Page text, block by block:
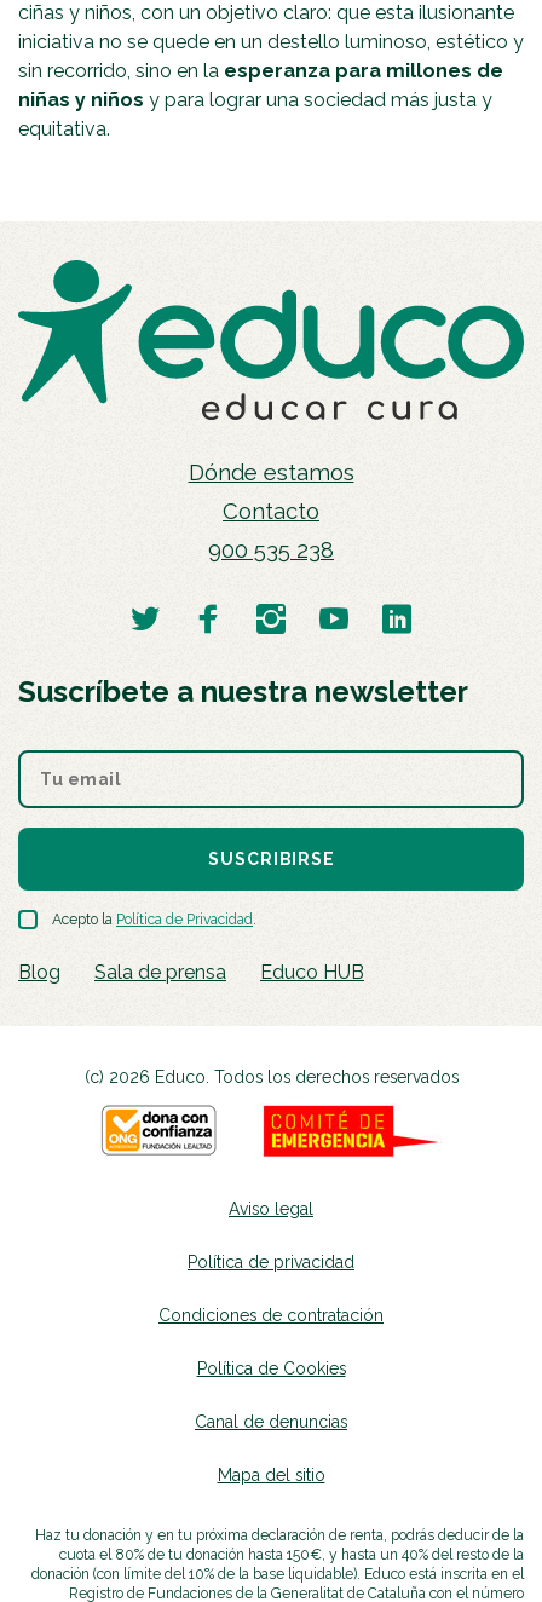
ciñas y niños, con un objetivo claro: que esta ilusionante
iniciativa no se quede en un destello luminoso, estético y
sin recorrido, sino en la esperanza para millones de
niñas y niños y para lograr una sociedad más justa y
equitativa.
Dónde estamos
Contacto
900 535 238
Suscríbete a nuestra newsletter
SUSCRIBIRSE
Acepto la Política de Privacidad.
Blog Sala de prensa Educo HUB
(c) 2026 Educo. Todos los derechos reservados
Aviso legal
Política de privacidad
Condiciones de contratación
Política de Cookies
Canal de denuncias
Mapa del sitio
Haz tu donación y en tu próxima declaración de renta, podrás deducir de la
cuota el 80% de tu donación hasta 150€, y hasta un 40% del resto de la
donación (con límite del 10% de la base liquidable). Educo está inscrita en el
Registro de Fundaciones de la Generalitat de Cataluña con el número